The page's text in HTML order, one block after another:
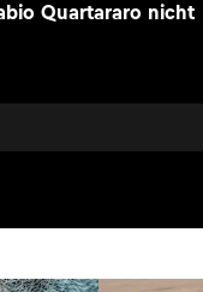
Quartararo nicht